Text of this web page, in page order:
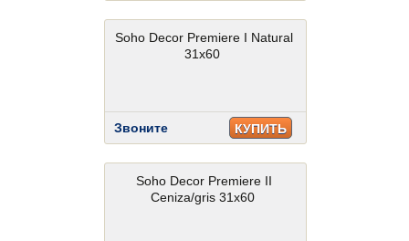
Soho Decor Premiere I Natural
31x60
Звоните КУПИТЬ
Soho Decor Premiere II
Ceniza/gris 31x60